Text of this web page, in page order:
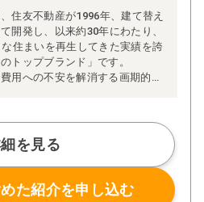
住友不動産が1996年、建て替え
開発し、以来約30年にわたり、
住まいを再生してきた実績を誇
トップブランド」です。
用への不安を解消する画期的な
エンジニアによる「一貫担当
います。
習熟した施工管理者が現場を統
富な実績に裏付けられた充実の
により高い施工品質を実現。
を見る
た紹介を申し込む